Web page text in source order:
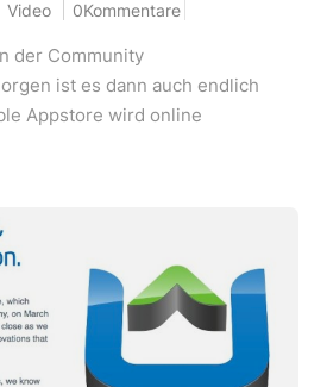
Video 0Kommentare
der Community
ist es dann auch endlich
Appstore wird online